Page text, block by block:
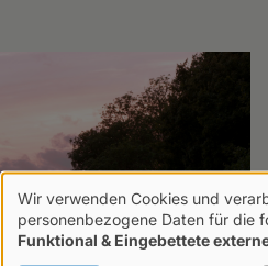
Verwendung
von
Wir verwenden Cookies und
personenbezogene Daten für die
Funktional & Eingebettete